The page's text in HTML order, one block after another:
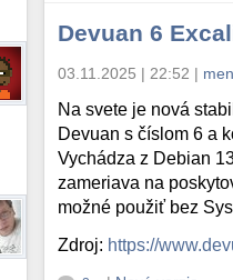
Devuan 6
03.11.2025 | 22:52 |
Na svete je nová
Devuan s číslom 6 a
Vychádza z Debian
zameriava na
možné použiť bez
Zdroj: https://